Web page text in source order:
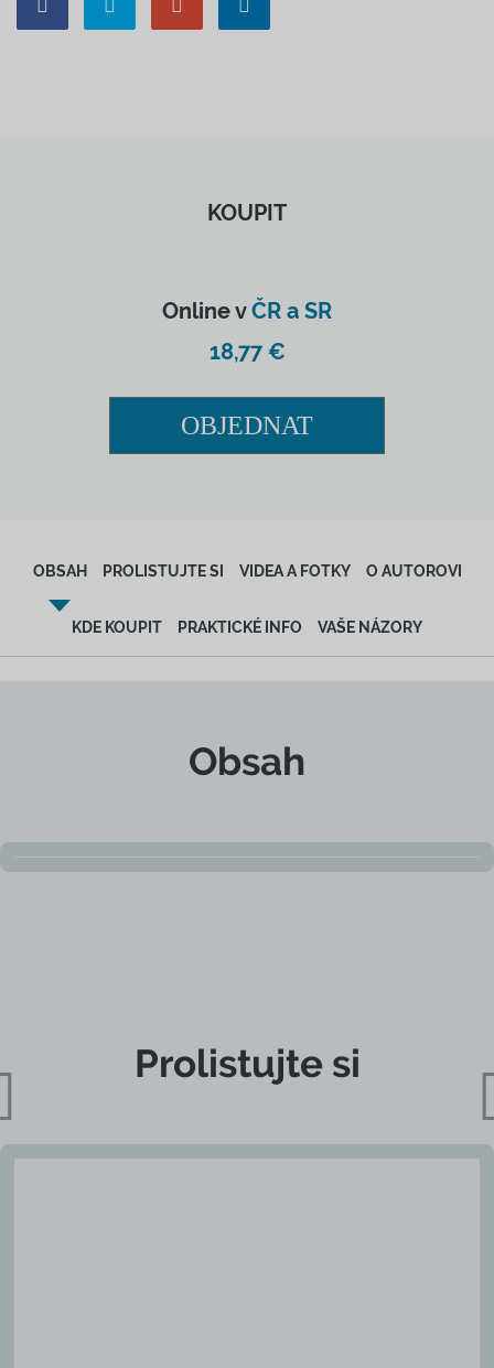
KOUPIT
Online vČR a SR
18,77 €
OBJEDNAT
OBSAH PROLISTUJTE SI VIDEA A FOTKY O AUTOROVI
KDE KOUPIT PRAKTICKÉ INFO VAŠE NÁZORY
Obsah
Prolistujte si